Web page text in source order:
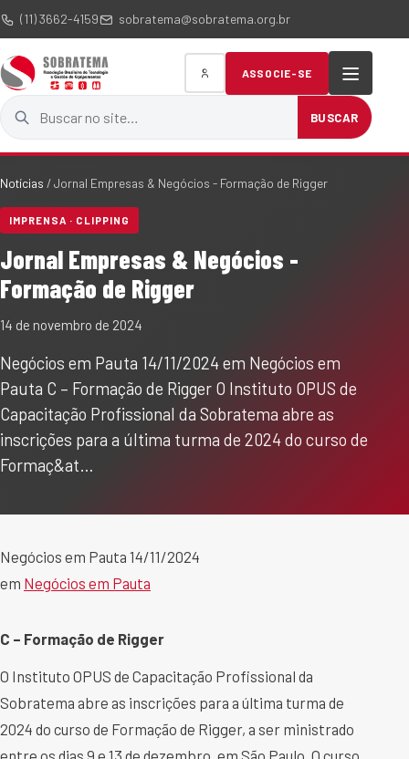
(11) 3662-4159 sobratema@sobratema.org.br
Buscar no site
BUSCAR
ASSOCIE-SE
Notícias /Jornal Empresas & Negócios - Formação de Rigger
IMPRENSA · CLIPPING
Jornal Empresas & Negócios -
Formação de Rigger
14 de novembro de 2024
Negócios em Pauta 14/11/2024 em Negócios em
Pauta C – Formação de Rigger O Instituto OPUS de
Capacitação Profissional da Sobratema abre as
inscrições para a última turma de 2024 do curso de
Formaç&at…
Negócios em Pauta 14/11/2024
em Negócios em Pauta
C – Formação de Rigger
O Instituto OPUS de Capacitação Profissional da
Sobratema abre as inscrições para a última turma de
2024 do curso de Formação de Rigger, a ser ministrado
entre os dias 9 e 13 de dezembro, em São Paulo. O curso